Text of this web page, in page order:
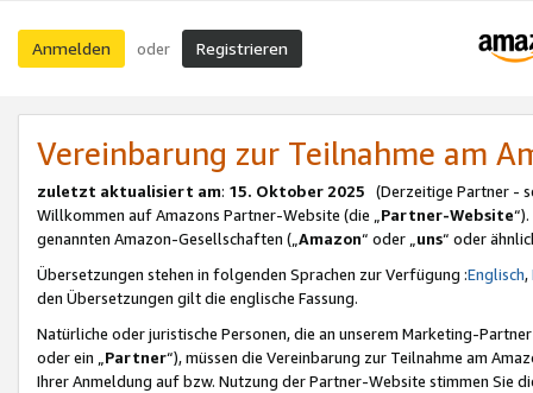
Anmelden oder Registrieren
Vereinbarung zur Teilnahme am
zuletzt aktualisiert am: 15. Oktober 2025 (Derzeitige Partner -
Willkommen auf Amazons Partner-Website (die „Partner-Website
genannten Amazon-Gesellschaften („Amazon“ oder „uns“ oder
Übersetzungen stehen in folgenden Sprachen zur Verfügung :Englisch,
den Übersetzungen gilt die englische Fassung.
Natürliche oder juristische Personen, die an unserem Marketing-
oder ein „Partner“), müssen die Vereinbarung zur Teilnahme am
Ihrer Anmeldung auf bzw. Nutzung der Partner-Website stimmen Sie